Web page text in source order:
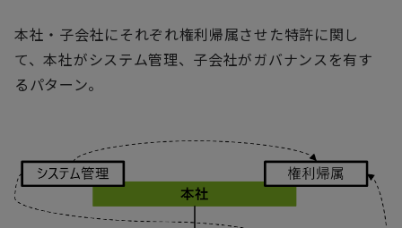
本社・子会社にそれぞれ権利帰属させた特許に関し
て、本社がシステム管理、子会社がガバナンスを有す
るパターン。